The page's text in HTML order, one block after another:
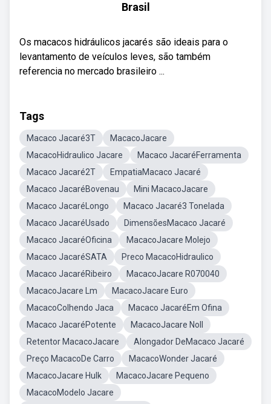
Brasil
Os macacos hidráulicos jacarés são ideais para o
levantamento de veículos leves, são também
referencia no mercado brasileiro ...
Tags
Macaco Jacaré3T
MacacoJacare
MacacoHidraulico Jacare
Macaco JacaréFerramenta
Macaco Jacaré2T
EmpatiaMacaco Jacaré
Macaco JacaréBovenau
Mini MacacoJacare
Macaco JacaréLongo
Macaco Jacaré3 Tonelada
Macaco JacaréUsado
DimensõesMacaco Jacaré
Macaco JacaréOficina
MacacoJacare Molejo
Macaco JacaréSATA
Preco MacacoHidraulico
Macaco JacaréRibeiro
MacacoJacare R070040
MacacoJacare Lm
MacacoJacare Euro
MacacoColhendo Jaca
Macaco JacaréEm Ofina
Macaco JacaréPotente
MacacoJacare Noll
Retentor MacacoJacare
Alongador DeMacaco Jacaré
Preço MacacoDe Carro
MacacoWonder Jacaré
MacacoJacare Hulk
MacacoJacare Pequeno
MacacoModelo Jacare